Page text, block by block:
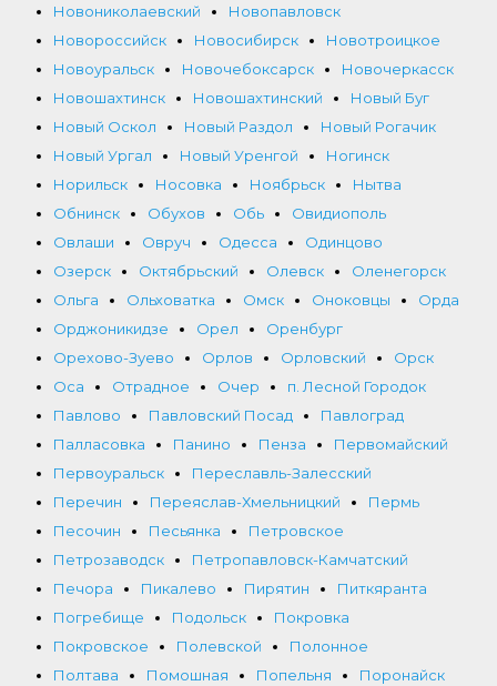
Новониколаевский
Новопавловск
Новороссийск
Новосибирск
Новотроицкое
Новоуральск
Новочебоксарск
Новочеркасск
Новошахтинск
Новошахтинский
Новый Буг
Новый Оскол
Новый Раздол
Новый Рогачик
Новый Ургал
Новый Уренгой
Ногинск
Норильск
Носовка Ноябрьск
Нытва
Обнинск
Обухов Обь
Овидиополь
Овлаши
Овруч Одесса
Одинцово
Озерск
Октябрьский Олевск
Оленегорск
Ольга
Ольховатка Омск Оноковцы
Орда
Орджоникидзе
Орел
Оренбург
Орехово-Зуево
Орлов Орловский
Орск
Оса
Отрадное Очер
п. Лесной Городок
Павлово
Павловский Посад
Павлоград
Палласовка
Панино Пенза
Первомайский
Первоуральск
Переславль-Залесский
Перечин
Переяслав-Хмельницкий
Пермь
Песочин
Песьянка
Петровское
Петрозаводск
Петропавловск-Камчатский
Печора
Пикалево Пирятин
Питкяранта
Погребище
Подольск
Покровка
Покровское
Полевской
Полонное
Полтава
Помошная Попельня Поронайск